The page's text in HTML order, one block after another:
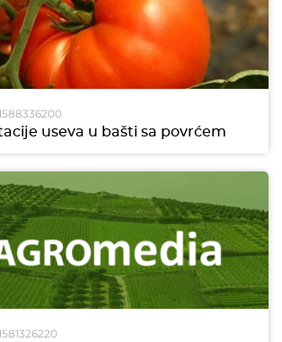
useva u bašti sa povrćem